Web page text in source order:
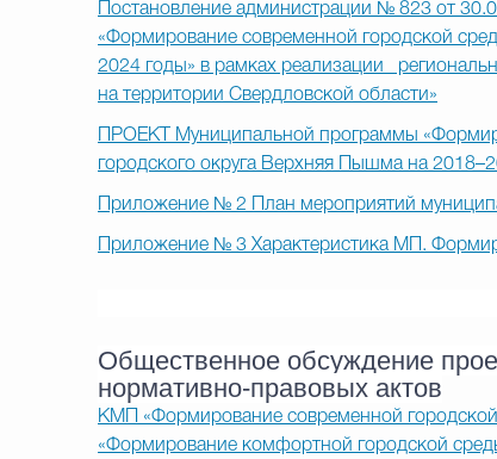
Постановление администрации № 823 от
«Формирование современной городской
2024 годы» в рамках реализации
на территории Свердловской области»
ПРОЕКТ Муниципальной программы
городского округа Верхняя Пышма на
Приложение № 2 План мероприятий
Приложение № 3 Характеристика МП.
Общественное обсуждение
нормативно-правовых актов
КМП «Формирование современной
«Формирование комфортной городской